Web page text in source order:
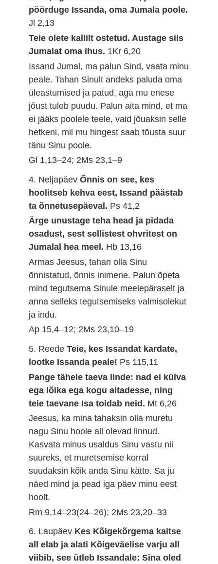
pöörduge Issanda, oma Jumala poole.
Jl 2,13
Teie olete kallilt ostetud. Austage siis
Jumalat oma ihus. 1Kr 6,20
Issand Jumal, ma palun Sind, vaata minu
peale. Tahan Sinult andeks paluda oma
üleastumised ja patud, aga mu enese
jõust tuleb puudu. Palun aita mind, et ma
ei jääks poolele teele, vaid jõuaksin selle
hetkeni, mil mu hingest saab tõusta suur
tänu Sinu poole.
Gl 1,13–24; 2Ms 23,1–9
4. NeljapäevÕnnis on see, kes
hoolitseb kehva eest, Issand päästab
ta õnnetusepäeval. Ps 41,2
Ärge unustage teha head ja pidada
osadust, sest sellistest ohvritest on
Jumalal hea meel. Hb 13,16
Armas Jeesus, tahan olla Sinu
õnnistatud, õnnis inimene. Palun õpeta
mind tegutsema Sinule meelepäraselt ja
anna selleks tegutsemiseks valmisolekut
ja indu.
Ap 15,4–12; 2Ms 23,10–19
5. ReedeTeie, kes Issandat kardate,
lootke Issanda peale! Ps 115,11
Pange tähele taeva linde: nad ei külva
ega lõika ega kogu aitadesse, ning
teie taevane Isa toidab neid. Mt 6,26
Jeesus, ka mina tahaksin olla muretu
nagu Sinu hoole all olevad linnud.
Kasvata minus usaldus Sinu vastu nii
suureks, et muretsemise korral
suudaksin kõik anda Sinu kätte. Sa ju
näed mind ja pead iga päev minu eest
hoolt.
Rm 9,14–23(24–26); 2Ms 23,20–33
6. Laupäev Kes Kõigekõrgema kaitse
all elab ja alati Kõigeväelise varju all
viibib, see ütleb Issandale: Sina oled